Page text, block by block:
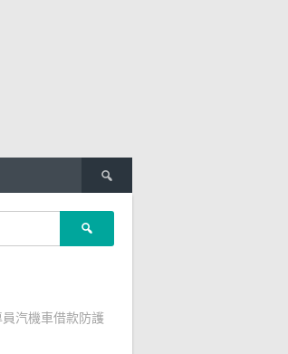
尋
關
鍵
汽機車借款防護